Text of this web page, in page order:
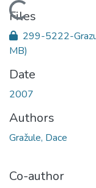
Loading...
Files
299-5222-
MB)
Date
2007
Authors
Gražule, Dace
Co-author